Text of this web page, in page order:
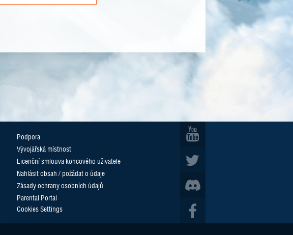
Podpora
Vývojářská místnost
Licenční smlouva koncového uživatele
Nahlásit obsah / požádat o údaje
Zásady ochrany osobních údajů
Parental Portal
Cookies Settings